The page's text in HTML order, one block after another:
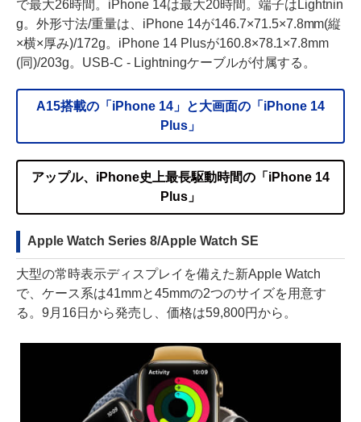
で最大26時間。iPhone 14は最大20時間。端子はLightnin
g。外形寸法/重量は、iPhone 14が146.7×71.5×7.8mm(縦
×横×厚み)/172g。iPhone 14 Plusが160.8×78.1×7.8mm
(同)/203g。USB-C - Lightningケーブルが付属する。
A15搭載の「iPhone 14」と大画面の「iPhone 14
Plus」
アップル、iPhone史上最長駆動時間の「iPhone 14
Plus」
Apple Watch Series 8/Apple Watch SE
大型の常時表示ディスプレイを備えた新Apple Watch
で、ケース系は41mmと45mmの2つのサイズを用意す
る。9月16日から発売し、価格は59,800円から。